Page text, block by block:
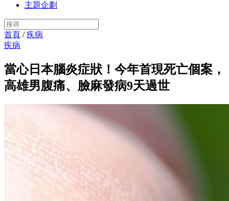
主題企劃
首頁 /疾病
疾病
當心日本腦炎症狀！今年首現死亡個案，
高雄男腹痛、臉麻發病9天過世